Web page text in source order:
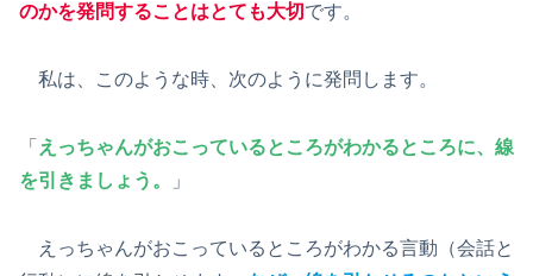
のかを発問することはとても大切です。
私は、このような時、次のように発問します。
「 えっちゃんがおこっているところがわかるところに、線
を引きましょう。
」
えっちゃんがおこっているところがわかる言動（会話と